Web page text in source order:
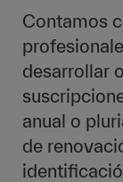
Contamos
desarrollar
anual o
de